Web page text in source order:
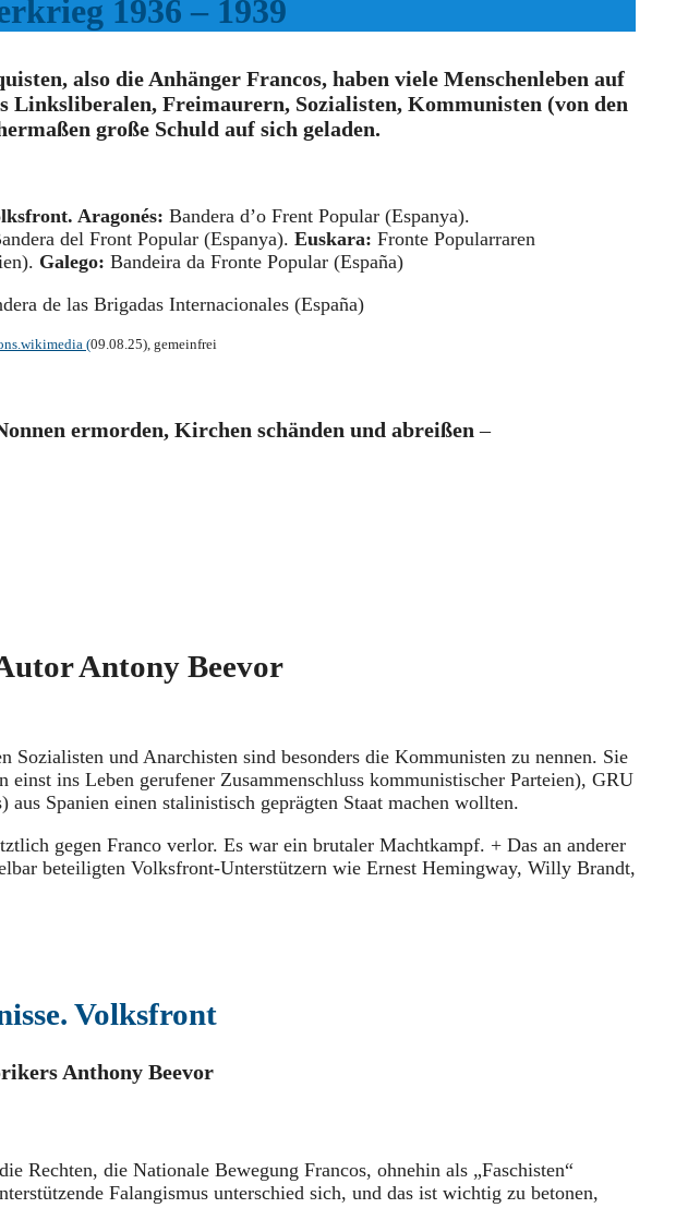
1936 – 1939
also die Anhänger Francos, haben viele Menschenleben auf
Linksliberalen, Freimaurern, Sozialisten, Kommunisten (von den
große Schuld auf sich geladen.
Aragonés: Bandera d’o Frent Popular (Espanya).
del Front Popular (Espanya).Euskara: Fronte Popularraren
Galego: Bandeira da Fronte Popular (España)
de las Brigadas Internacionales (España)
(09.08.25), gemeinfrei
ermorden, Kirchen schänden und abreißen–
Antony Beevor
Sozialisten und Anarchisten sind besonders die Kommunisten zu nennen. Sie
ins Leben gerufener Zusammenschluss kommunistischer Parteien), GRU
Spanien einen stalinistisch geprägten Staat machen wollten.
gegen Franco verlor. Es war ein brutaler Machtkampf. + Das an anderer
beteiligten Volksfront-Unterstützern wie Ernest Hemingway, Willy Brandt,
Volksfront
Anthony Beevor
Rechten, die Nationale Bewegung Francos, ohnehin als „Faschisten“
Falangismus unterschied sich, und das ist wichtig zu betonen,